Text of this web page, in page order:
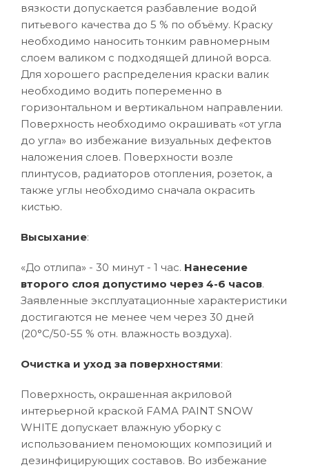
вязкости допускается разбавление водой
питьевого качества до 5 % по объёму. Краску
необходимо наносить тонким равномерным
слоем валиком с подходящей длиной ворса.
Для хорошего распределения краски валик
необходимо водить попеременно в
горизонтальном и вертикальном направлении.
Поверхность необходимо окрашивать «от угла
до угла» во избежание визуальных дефектов
наложения слоев. Поверхности возле
плинтусов, радиаторов отопления, розеток, а
также углы необходимо сначала окрасить
кистью.
Высыхание:
«До отлипа» - 30 минут - 1 час. Нанесение
второго слоя допустимо через 4-6 часов.
Заявленные эксплуатационные характеристики
достигаются не менее чем через 30 дней
(20°C/50-55 % отн. влажность воздуха).
Очистка и уход за поверхностями:
Поверхность, окрашенная акриловой
интерьерной краской FAMA PAINT SNOW
WHITE допускает влажную уборку с
использованием пеномоющих композиций и
дезинфицирующих составов. Во избежание